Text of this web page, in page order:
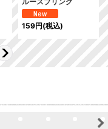
159円(税込)